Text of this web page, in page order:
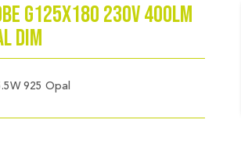
G125x180 230V 400Lm
Dim
925 Opal